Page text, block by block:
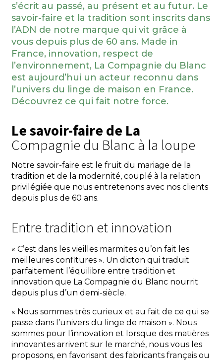
s’écrit au passé, au présent et au futur. Le
savoir-faire et la tradition sont inscrits dans
l’ADN de notre marque qui vit grâce à
vous depuis plus de 60 ans. Made in
France, innovation, respect de
l’environnement, La Compagnie du Blanc
est aujourd’hui un acteur reconnu dans
l’univers du linge de maison en France.
Découvrez ce qui fait notre force.
Le savoir-faire de La
Compagnie du Blanc à la loupe
Notre savoir-faire est le fruit du mariage de la
tradition et de la modernité, couplé à la relation
privilégiée que nous entretenons avec nos clients
depuis plus de 60 ans.
Entre tradition et innovation
« C’est dans les vieilles marmites qu’on fait les
meilleures confitures ». Un dicton qui traduit
parfaitement l’équilibre entre tradition et
innovation que La Compagnie du Blanc nourrit
depuis plus d’un demi-siècle.
« Nous sommes très curieux et au fait de ce qui se
passe dans l’univers du linge de maison ». Nous
sommes pour l’innovation et lorsque des matières
innovantes arrivent sur le marché, nous vous les
proposons, en favorisant des fabricants français ou